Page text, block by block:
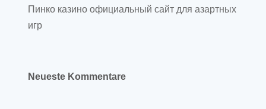
Пинко казино официальный сайт для азартных
игр
Neueste Kommentare